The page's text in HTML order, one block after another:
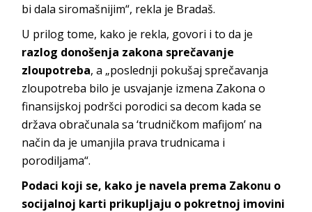
bi dala siromašnijim“, rekla je Bradaš.
U prilog tome, kako je rekla, govori i to da je
razlog donošenja zakona sprečavanje
zloupotreba, a „poslednji pokušaj sprečavanja
zloupotreba bilo je usvajanje izmena Zakona o
finansijskoj podršci porodici sa decom kada se
država obračunala sa ‘trudničkom mafijom’ na
način da je umanjila prava trudnicama i
porodiljama“.
Podaci koji se, kako je navela prema Zakonu o
socijalnoj karti prikupljaju o pokretnoj imovini